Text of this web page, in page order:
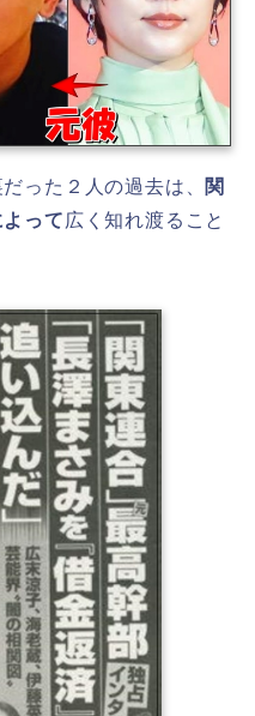
った２人の過去は、 関
って 広く知れ渡ること